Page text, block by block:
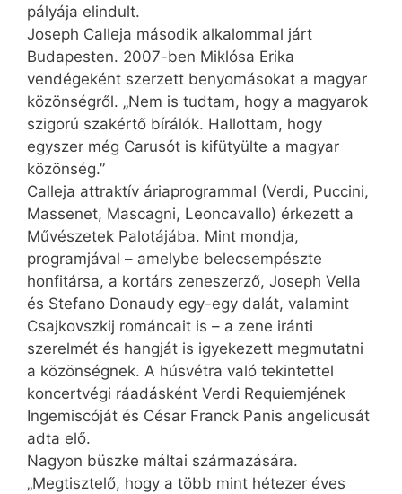
pályája elindult.
Joseph Calleja második alkalommal járt
Budapesten. 2007-ben Miklósa Erika
vendégeként szerzett benyomásokat a magyar
közönségről. „Nem is tudtam, hogy a magyarok
szigorú szakértő bírálók. Hallottam, hogy
egyszer még Carusót is kifütyülte a magyar
közönség.”
Calleja attraktív áriaprogrammal (Verdi, Puccini,
Massenet, Mascagni, Leoncavallo) érkezett a
Művészetek Palotájába. Mint mondja,
programjával – amelybe belecsempészte
honfitársa, a kortárs zeneszerző, Joseph Vella
és Stefano Donaudy egy-egy dalát, valamint
Csajkovszkij románcait is – a zene iránti
szerelmét és hangját is igyekezett megmutatni
a közönségnek. A húsvétra való tekintettel
koncertvégi ráadásként Verdi Req­ui­emjének
Ingemiscóját és César Franck Panis angeli­cusát
adta elő.
Nagyon büszke máltai származására.
„Megtisztelő, hogy a több mint hétezer éves